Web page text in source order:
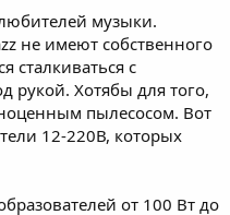
музыки.
не имеют собственного
сталкиваться с
рукой. Хотябы для того,
пылесосом. Вот
12-220В, которых
от 100 Вт до